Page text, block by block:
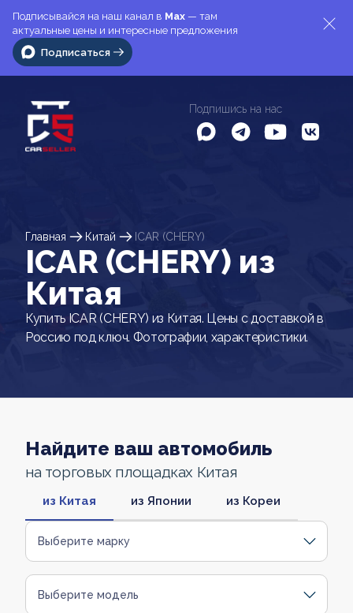
Подписывайся на наш канал в Max — там
актуальные цены и интересные предложения
Подписаться
Подпишись на нас
Главная Китай ICAR (CHERY)
ICAR (CHERY) из
Китая
Купить ICAR (CHERY) из Китая. Цены с доставкой в
Россию под ключ. Фотографии, характеристики.
Найдите ваш автомобиль
на торговых площадках Китая
из Китая из Японии из Кореи
Выберите марку
Выберите модель